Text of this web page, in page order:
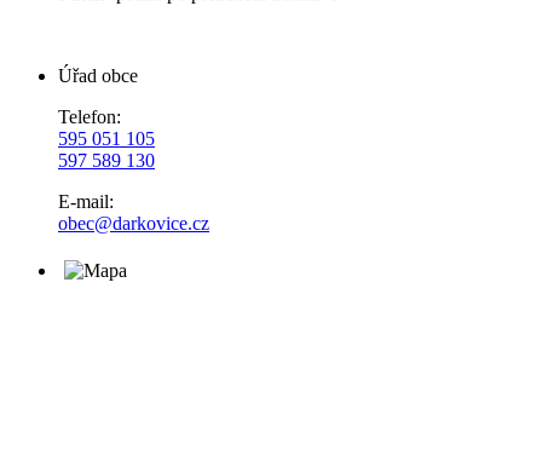
Úřad obce
Telefon:
595 051 105
597 589 130
E-mail:
obec@darkovice.cz